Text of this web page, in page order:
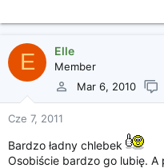
E Elle
Member
Mar 6, 2010
Cze 7, 2011
Bardzo ładny chlebek
Osobiście bardzo go lubię. A